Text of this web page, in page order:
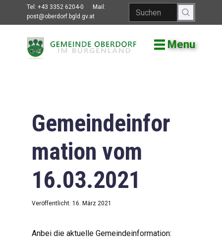
Tel: +43 3352 6204-0
Mail:
post@oberdorf.bgld.gv.at
Menu
Willkommen
Gemeindeamt
Gemeinderat
Bildung
Vereine
Gemeindeinfor
mation vom
16.03.2021
Veröffentlicht: 16. März 2021
Anbei die aktuelle Gemeindeinformation: